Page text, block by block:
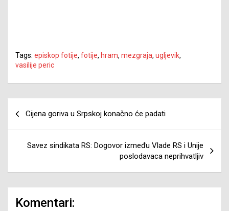
Tags: episkop fotije, fotije, hram, mezgraja, ugljevik,
vasilije peric
članaka
Cijena goriva u Srpskoj konačno će padati
Savez sindikata RS: Dogovor između Vlade RS i Unije
poslodavaca neprihvatljiv
Komentari: